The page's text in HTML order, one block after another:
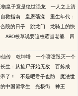
皇子竟是绝世强龙
一人之上清
救指南 皇恩荡漾
重生年代：
院的日子 跳龙门
龙骑士的快
ABO校草说要追校霸当老婆
四
仙传 乾坤塔
一个喷嚏毁灭一个
生：从捡尸开始无敌
百炼成
了！ 不是吧君子也防
魔法世
中国留学生 光极街
神王